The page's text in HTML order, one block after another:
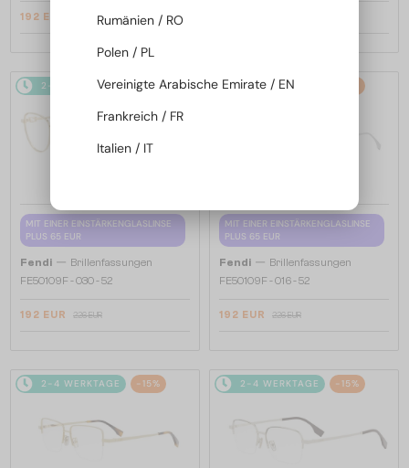
192 EUR 226 EUR
2-4 WERKTAGE -15%
MIT EINER EINSTÄRKENGLASLINSE
PLUS 65 EUR
Fendi — Brillenfassungen
FE50109F - 030 - 52
192 EUR 226 EUR
2-4 WERKTAGE
MIT EINER EINSTÄRKENGLASLINSE
PLUS 65 EUR
Fendi — Brillenfassungen
FE50109F - 016 - 52
192 EUR 226 EUR
2-4 WERKTAGE -15% 2-4 WERKTAGE -15%
Rumänien / RO
Polen / PL
Vereinigte Arabische Emirate / EN
Frankreich / FR
Italien / IT